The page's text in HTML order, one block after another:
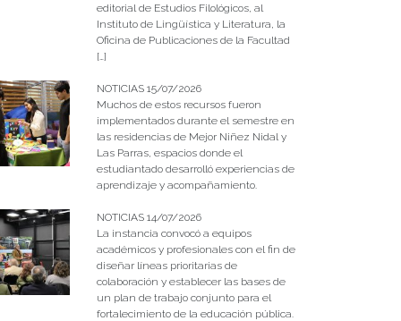
editorial de Estudios Filológicos, al
Instituto de Lingüística y Literatura, la
Oficina de Publicaciones de la Facultad
[…]
NOTICIAS 15/07/2026
Muchos de estos recursos fueron
implementados durante el semestre en
las residencias de Mejor Niñez Nidal y
Las Parras, espacios donde el
estudiantado desarrolló experiencias de
aprendizaje y acompañamiento.
NOTICIAS 14/07/2026
La instancia convocó a equipos
académicos y profesionales con el fin de
diseñar líneas prioritarias de
colaboración y establecer las bases de
un plan de trabajo conjunto para el
fortalecimiento de la educación pública.